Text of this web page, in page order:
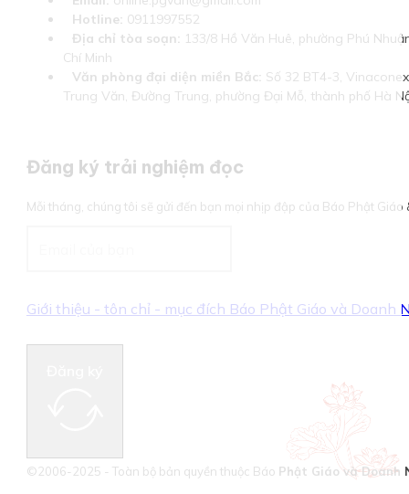
Hotline: 0911997552
Địa chỉ tòa soạn: 133/8 Hồ Văn Huê, phường Phú
Chí Minh
Văn phòng đại diện miền Bắc: Số 32 BT4-3,
Trung Văn, Đường Trung, phường Đại Mỗ, thành phố Hà
Đăng ký trải nghiệm đọc
Mỗi tháng, chúng tôi sẽ gửi đến bạn mọi nhịp đập của Báo Phật Giáo
Giới thiệu - tôn chỉ - mục đích Báo Phật Giáo và Doanh
©2006-2025 - Toàn bộ bản quyền thuộc Báo Phật Giáo và Doanh